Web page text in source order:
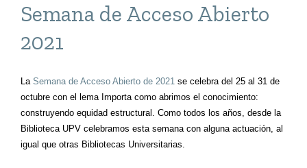
Semana de Acceso Abierto
2021
La Semana de Acceso Abierto de 2021 se celebra del 25 al 31 de
octubre con el lema Importa como abrimos el conocimiento:
construyendo equidad estructural. Como todos los años, desde la
Biblioteca UPV celebramos esta semana con alguna actuación, al
igual que otras Bibliotecas Universitarias.